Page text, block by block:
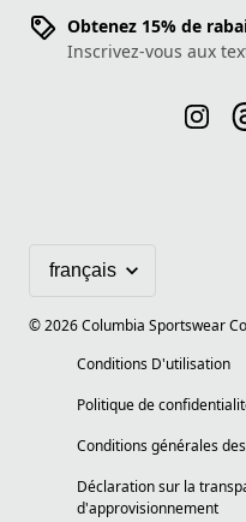
Obtenez 15% de
Inscrivez-vous aux
©2026Columbia Sportswear
Conditions D'utilisation
Politique de
Conditions générales
Déclaration sur la
d'approvisionnement